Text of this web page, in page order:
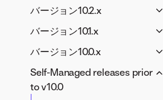
コードファースト（V11.1）
MLOpsと予測（V11.1）
プラットフォーム（V11.1）
V11.1メンテナンスリリース
アプリケーション（V11.0）
コードファースト（V11.0）
MLOpsと予測（V11.0）
バージョン10.2.x
生成AI（V10.2）
MLOpsと予測（V10.2）
バージョン10.1.x
データ、モデリング、アプリ
コードファースト（V10.1）
バージョン10.0.x
データ、モデリング、アプリ
（V10.0）
Self-Managed releases prior
to v10.0